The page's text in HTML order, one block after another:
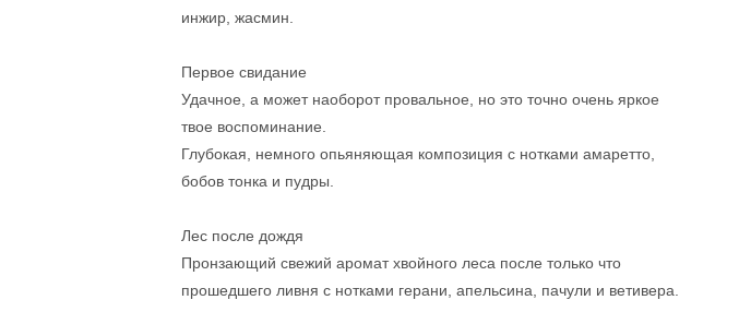
инжир, жасмин.
Первое свидание
Удачное, а может наоборот провальное, но это точно очень яркое
твое воспоминание.
Глубокая, немного опьяняющая композиция с нотками амаретто,
бобов тонка и пудры.
Лес после дождя
Пронзающий свежий аромат хвойного леса после только что
прошедшего ливня с нотками герани, апельсина, пачули и ветивера.